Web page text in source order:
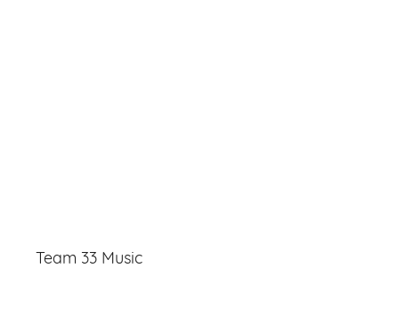
Team 33 Music